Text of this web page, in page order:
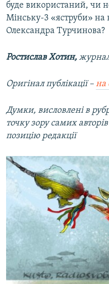
буде використаний, чи
Мінську-3 «яструби»
Олександра Турчинова?
Ростислав Хотин,
Оригінал публікації – на
Думки, висловлені в
точку зору самих
позицію редакції